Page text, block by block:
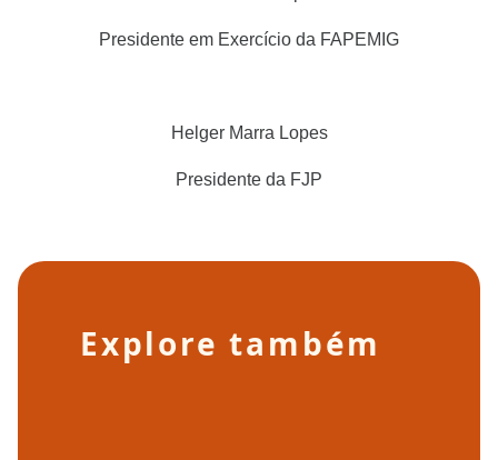
Presidente em Exercício da FAPEMIG
Helger Marra Lopes
Presidente da FJP
Explore também